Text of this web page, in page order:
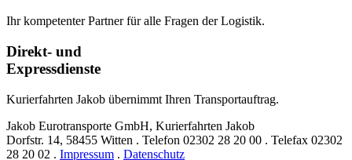
Ihr kompetenter Partner für alle Fragen der Logistik.
Direkt- und
Expressdienste
Kurierfahrten Jakob übernimmt Ihren Transportauftrag.
Jakob Eurotransporte GmbH, Kurierfahrten Jakob
Dorfstr. 14, 58455 Witten . Telefon 02302 28 20 00 . Telefax 02302
28 20 02 . Impressum . Datenschutz